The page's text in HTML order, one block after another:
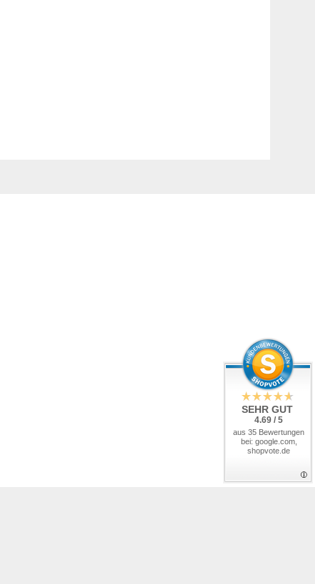
SEHR GUT
4.69 / 5
aus 35 Bewertungen
bei: google.com,
shopvote.de